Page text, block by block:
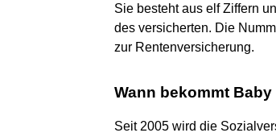
Sie besteht aus elf Ziffern
des versicherten. Die
zur Rentenversicherung.
Wann bekommt
Seit 2005 wird die